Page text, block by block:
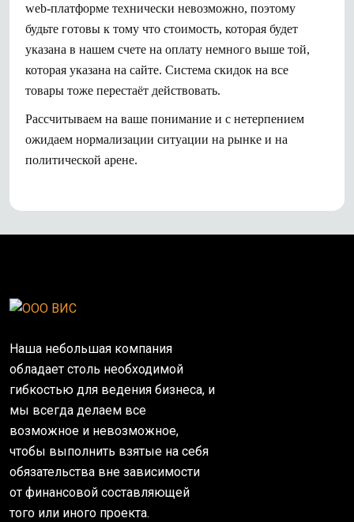
web-платформе технически невозможно, поэтому
будьте готовы к тому что стоимость, которая будет
указана в нашем счете на оплату немного выше той,
которая указана на сайте. Система скидок на все
товары тоже перестаёт действовать.
Рассчитываем на ваше понимание и с нетерпением
ожидаем нормализации ситуации на рынке и на
политической арене.
Наша небольшая компания
обладает столь необходимой
гибкостью для ведения бизнеса, и
мы всегда делаем все
возможное и невозможное,
чтобы выполнить взятые на себя
обязательства вне зависимости
от финансовой составляющей
того или иного проекта.